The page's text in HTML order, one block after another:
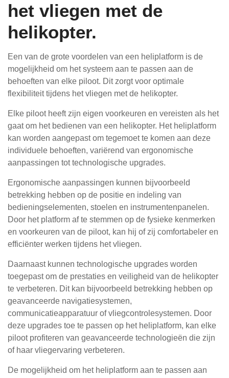
het vliegen met de
helikopter.
Een van de grote voordelen van een heliplatform is de
mogelijkheid om het systeem aan te passen aan de
behoeften van elke piloot. Dit zorgt voor optimale
flexibiliteit tijdens het vliegen met de helikopter.
Elke piloot heeft zijn eigen voorkeuren en vereisten als het
gaat om het bedienen van een helikopter. Het heliplatform
kan worden aangepast om tegemoet te komen aan deze
individuele behoeften, variërend van ergonomische
aanpassingen tot technologische upgrades.
Ergonomische aanpassingen kunnen bijvoorbeeld
betrekking hebben op de positie en indeling van
bedieningselementen, stoelen en instrumentenpanelen.
Door het platform af te stemmen op de fysieke kenmerken
en voorkeuren van de piloot, kan hij of zij comfortabeler en
efficiënter werken tijdens het vliegen.
Daarnaast kunnen technologische upgrades worden
toegepast om de prestaties en veiligheid van de helikopter
te verbeteren. Dit kan bijvoorbeeld betrekking hebben op
geavanceerde navigatiesystemen,
communicatieapparatuur of vliegcontrolesystemen. Door
deze upgrades toe te passen op het heliplatform, kan elke
piloot profiteren van geavanceerde technologieën die zijn
of haar vliegervaring verbeteren.
De mogelijkheid om het heliplatform aan te passen aan